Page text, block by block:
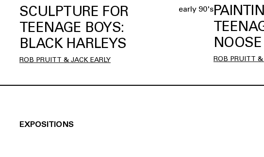
SCULPTURE FOR
TEENAGE BOYS:
BLACK HARLEYS
early 90's
ROB PRUITT & JACK EARLY
NOOSE
ROB PRUITT &
EXPOSITIONS